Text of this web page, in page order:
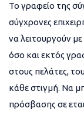
Το γραφείο της
σύγχρονες
να λειτουργούν
όσο και εκτός
στους πελάτες,
κάθε στιγμή. Να
πρόσβασης σε